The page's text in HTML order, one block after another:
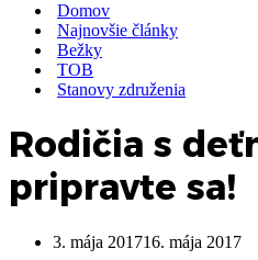
Domov
Najnovšie články
Bežky
TOB
Stanovy združenia
Rodičia s
pripravte sa!
3. mája 201716. mája 2017